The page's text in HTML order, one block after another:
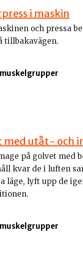
i maskin
och pressa
tillbakavägen.
med utåt- och
på golvet med
kvar de i luften
läge, lyft upp de